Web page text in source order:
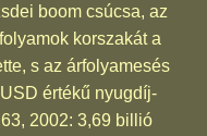
boom csúcsa, az
korszakát a
s az árfolyamesés
értékű nyugdíj-
2002: 3,69 billió